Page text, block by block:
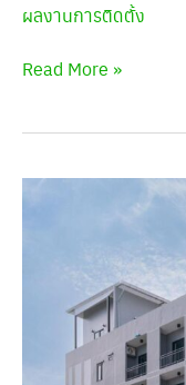
ผลงานการติดตั้ง
Read More »